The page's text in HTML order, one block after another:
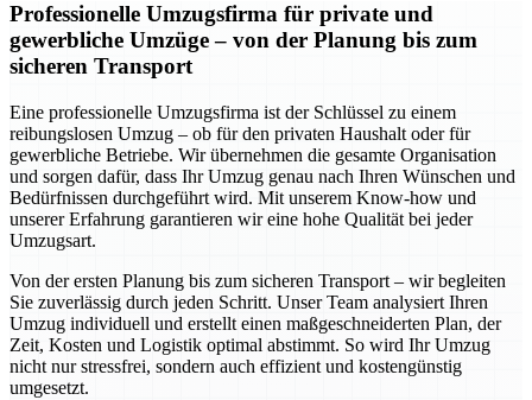
Professionelle Umzugsfirma für private und
gewerbliche Umzüge – von der Planung bis zum
sicheren Transport
Eine professionelle Umzugsfirma ist der Schlüssel zu einem
reibungslosen Umzug – ob für den privaten Haushalt oder für
gewerbliche Betriebe. Wir übernehmen die gesamte Organisation
und sorgen dafür, dass Ihr Umzug genau nach Ihren Wünschen und
Bedürfnissen durchgeführt wird. Mit unserem Know-how und
unserer Erfahrung garantieren wir eine hohe Qualität bei jeder
Umzugsart.
Von der ersten Planung bis zum sicheren Transport – wir begleiten
Sie zuverlässig durch jeden Schritt. Unser Team analysiert Ihren
Umzug individuell und erstellt einen maßgeschneiderten Plan, der
Zeit, Kosten und Logistik optimal abstimmt. So wird Ihr Umzug
nicht nur stressfrei, sondern auch effizient und kostengünstig
umgesetzt.